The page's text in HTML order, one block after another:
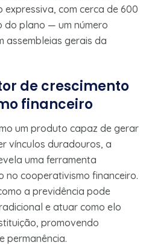
com cerca de 600
plano — um número
assembleias gerais da
de crescimento
financeiro
um produto capaz de gerar
vínculos duradouros, a
uma ferramenta
no cooperativismo financeiro.
a previdência pode
e atuar como elo
promovendo
permanência.